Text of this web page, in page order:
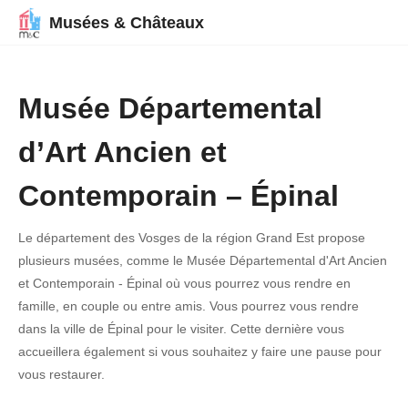
Musées & Châteaux
Musée Départemental
d’Art Ancien et
Contemporain – Épinal
Le département des Vosges de la région Grand Est propose
plusieurs musées, comme le Musée Départemental d'Art Ancien
et Contemporain - Épinal où vous pourrez vous rendre en
famille, en couple ou entre amis. Vous pourrez vous rendre
dans la ville de Épinal pour le visiter. Cette dernière vous
accueillera également si vous souhaitez y faire une pause pour
vous restaurer.